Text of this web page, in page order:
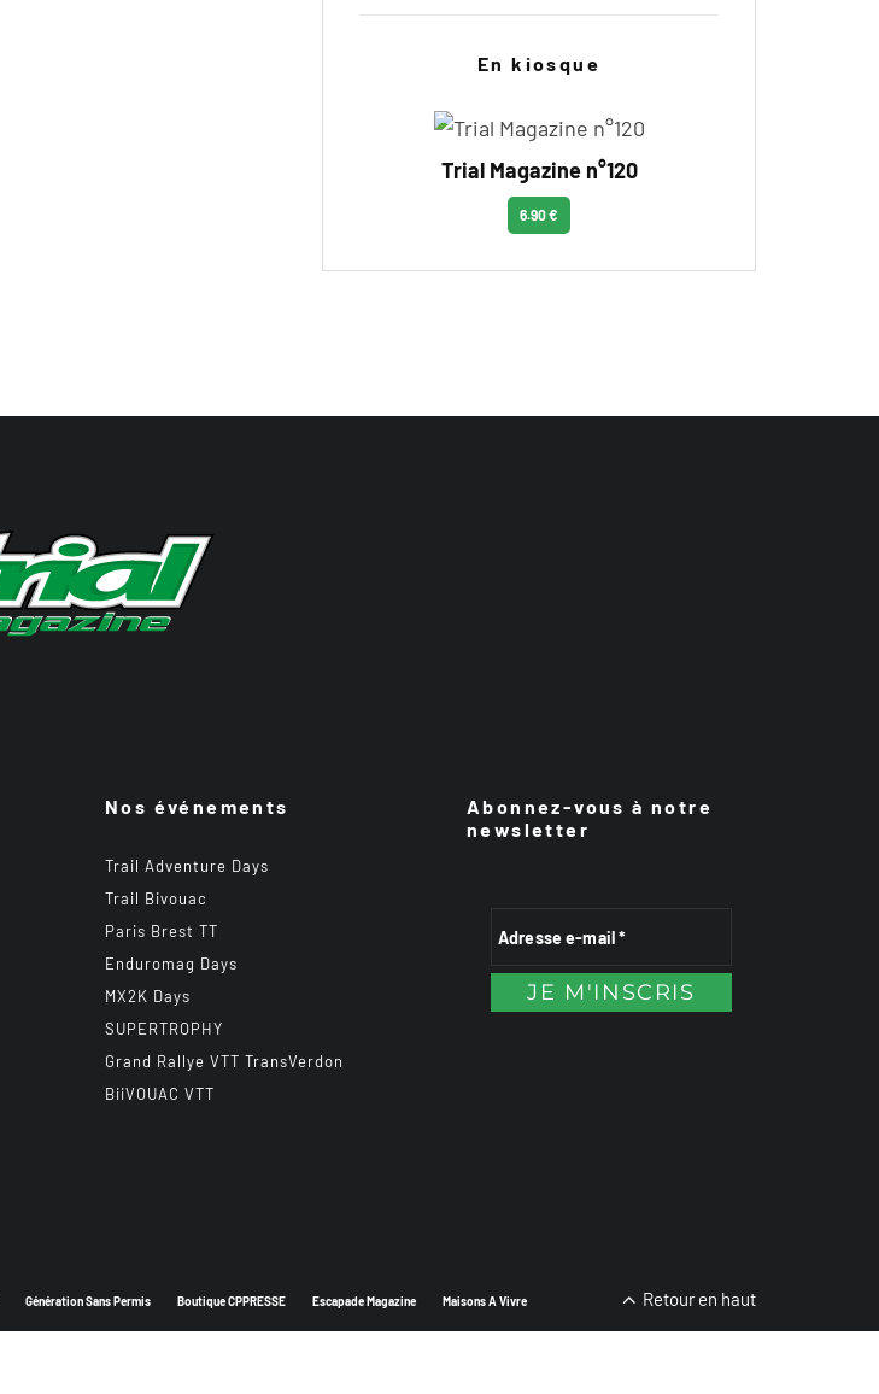
En kiosque
Trial Magazine n°120
6.90 €
Nos événements
Trail Adventure Days
Trail Bivouac
Paris Brest TT
Enduromag Days
MX2K Days
SUPERTROPHY
Grand Rallye VTT TransVerdon
BiiVOUAC VTT
Abonnez-vous à notre
newsletter
Génération Sans Permis Boutique CPPRESSE Escapade Magazine Maisons A Vivre Retour en haut